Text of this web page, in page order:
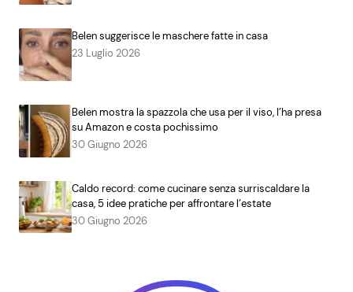
Belen suggerisce le maschere fatte in casa
23 Luglio 2026
Belen mostra la spazzola che usa per il viso, l’ha presa
su Amazon e costa pochissimo
30 Giugno 2026
Caldo record: come cucinare senza surriscaldare la
casa, 5 idee pratiche per affrontare l’estate
30 Giugno 2026